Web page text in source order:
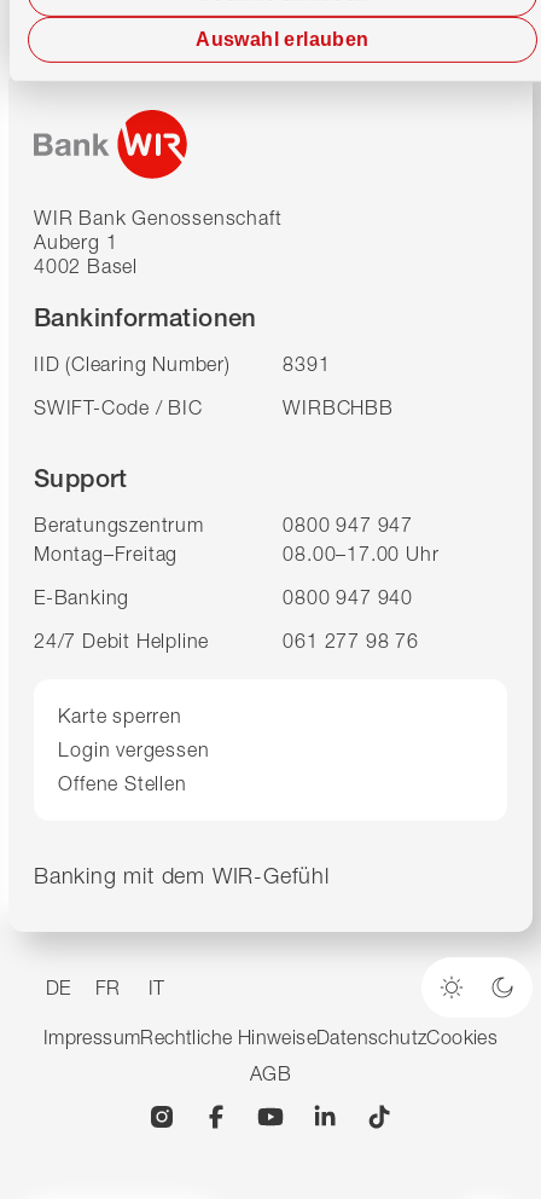
Auswahl erlauben
WIR Bank Genossenschaft
Auberg 1
4002 Basel
Bankinformationen
IID (Clearing Number)
8391
SWIFT-Code / BIC
WIRBCHBB
Support
Beratungszentrum
0800 947 947
Montag–Freitag
08.00–17.00 Uhr
E-Banking
0800 947 940
24/7 Debit Helpline
061 277 98 76
Karte sperren
Login vergessen
Offene Stellen
Banking mit dem WIR-Gefühl
DE FR IT
Heller
ImpressumRechtliche HinweiseDatenschutzCookies
AGB
InstagramFacebookYouTubeLinkedin